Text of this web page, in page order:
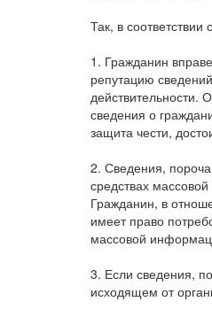
Так, в
1. Гражданин
репутацию
действительности.
сведения о
защита чести,
2. Сведения,
средствах
Гражданин, в
имеет право
массовой
3. Если сведения,
исходящем от